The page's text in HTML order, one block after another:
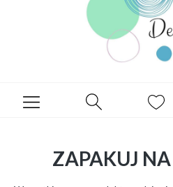
ZAPAKUJ